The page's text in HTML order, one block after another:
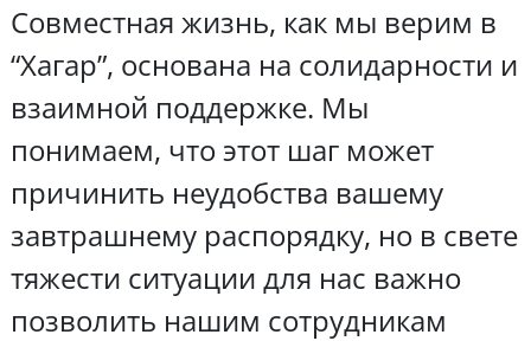
Совместная жизнь, как мы верим в
“Хагар”, основана на солидарности и
взаимной поддержке. Мы
понимаем, что этот шаг может
причинить неудобства вашему
завтрашнему распорядку, но в свете
тяжести ситуации для нас важно
позволить нашим сотрудникам